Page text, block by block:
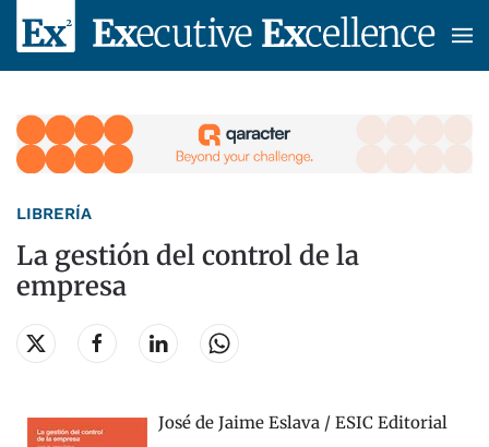
Skip to main content
LIBRERÍA
La gestión del control de la
empresa
José de Jaime Eslava / ESIC Editorial